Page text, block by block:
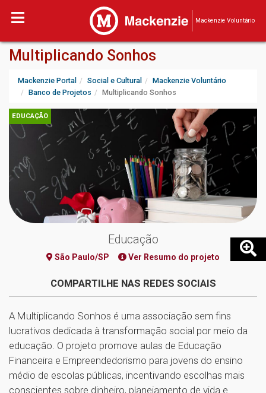
Mackenzie Voluntário
Multiplicando Sonhos
Mackenzie Portal Social e Cultural
Mackenzie Voluntário
Banco de Projetos
Multiplicando Sonhos
EDUCAÇÃO
Educação
São Paulo/SP Ver Resumo do projeto
COMPARTILHE NAS REDES SOCIAIS
A Multiplicando Sonhos é uma associação sem fins
lucrativos dedicada à transformação social por meio da
educação. O projeto promove aulas de Educação
Financeira e Empreendedorismo para jovens do ensino
médio de escolas públicas, incentivando escolhas mais
conscientes sobre dinheiro, planejamento de vida e